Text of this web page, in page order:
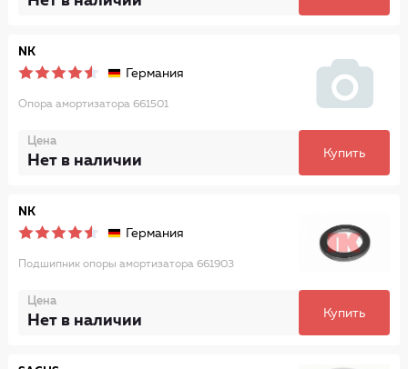
NK
Германия
Опора амортизатора 661501
Цена
Нет в наличии Купить
NK
Германия
Подшипник опоры амортизатора 661903
Цена
Нет в наличии Купить